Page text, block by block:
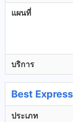
แผนที่
บริการ
Best
ประเภท